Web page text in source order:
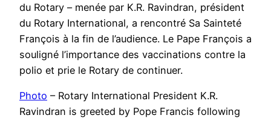
du Rotary – menée par K.R. Ravindran, président
du Rotary International, a rencontré Sa Sainteté
François à la fin de l’audience. Le Pape François a
souligné l’importance des vaccinations contre la
polio et prie le Rotary de continuer.
Photo – Rotary International President K.R.
Ravindran is greeted by Pope Francis following